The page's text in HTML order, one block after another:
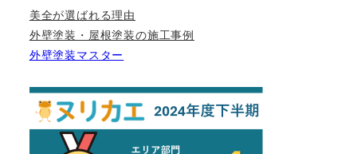
美全が選ばれる理由
外壁塗装・屋根塗装の施工事例
外壁塗装マスター